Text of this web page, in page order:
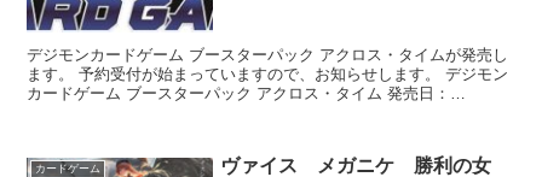
デジモンカードゲーム ブースターパック アクロス・タイムが発売し
ます。 予約受付が始まっていますので、お知らせします。 デジモン
カードゲーム ブースターパック アクロス・タイム 発売日：
カードゲーム
ヴァイス メガニケ 勝利の女